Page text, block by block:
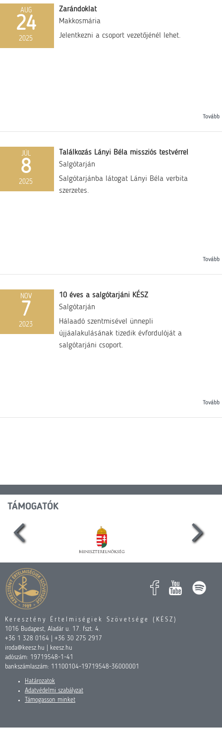
AUG
24
2025
Zarándoklat
Makkosmária
Jelentkezni a csoport vezetőjénél lehet.
Tovább
JÚL
8
2025
Találkozás Lányi Béla missziós testvérrel
Salgótarján
Salgótarjánba látogat Lányi Béla verbita
szerzetes.
Tovább
NOV
7
2023
10 éves a salgótarjáni KÉSZ
Salgótarján
Hálaadó szentmisével ünnepli
újjáalakulásának tizedik évfordulóját a
salgótarjáni csoport.
Tovább
TÁMOGATÓK
Keresztény Értelmiségiek Szövetsége (KÉSZ)
1016 Budapest, Aladár u. 17. fszt. 4.
+36 1 328 0164 | +36 30 275 2917
iroda@keesz.hu | keesz.hu
adószám: 19719548-1-41
bankszámlaszám: 11100104-19719548-36000001
Határozatok
Adatvédelmi szabályzat
Támogasson minket